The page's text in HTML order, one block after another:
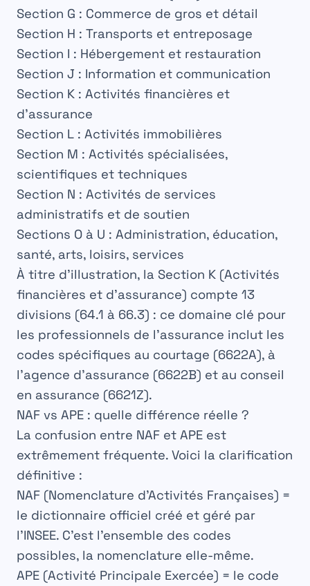
Section G : Commerce de gros et détail
Section H : Transports et entreposage
Section I : Hébergement et restauration
Section J : Information et communication
Section K : Activités financières et
d’assurance
Section L : Activités immobilières
Section M : Activités spécialisées,
scientifiques et techniques
Section N : Activités de services
administratifs et de soutien
Sections O à U : Administration, éducation,
santé, arts, loisirs, services
À titre d’illustration, la Section K (Activités
financières et d’assurance) compte 13
divisions (64.1 à 66.3) : ce domaine clé pour
les professionnels de l’assurance inclut les
codes spécifiques au courtage (6622A), à
l’agence d’assurance (6622B) et au conseil
en assurance (6621Z).
NAF vs APE : quelle différence réelle ?
La confusion entre NAF et APE est
extrêmement fréquente. Voici la clarification
définitive :
NAF (Nomenclature d’Activités Françaises) =
le dictionnaire officiel créé et géré par
l’INSEE. C’est l’ensemble des codes
possibles, la nomenclature elle-même.
APE (Activité Principale Exercée) = le code